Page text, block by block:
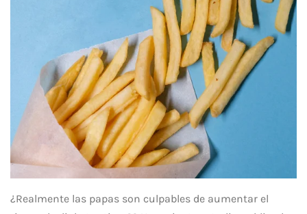
¿Realmente las papas son culpables de aumentar el